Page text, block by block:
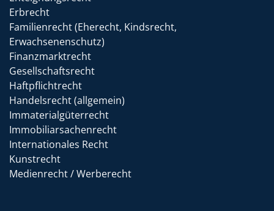
Erbrecht
Familienrecht (Eherecht, Kindsrecht,
Erwachsenenschutz)
Finanzmarktrecht
Gesellschaftsrecht
Haftpflichtrecht
Handelsrecht (allgemein)
Immaterialgüterrecht
Immobiliarsachenrecht
Internationales Recht
Kunstrecht
Medienrecht / Werberecht